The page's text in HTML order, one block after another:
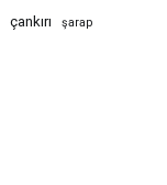
çankırı şarap